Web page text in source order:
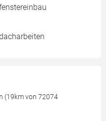
(19km von 72074